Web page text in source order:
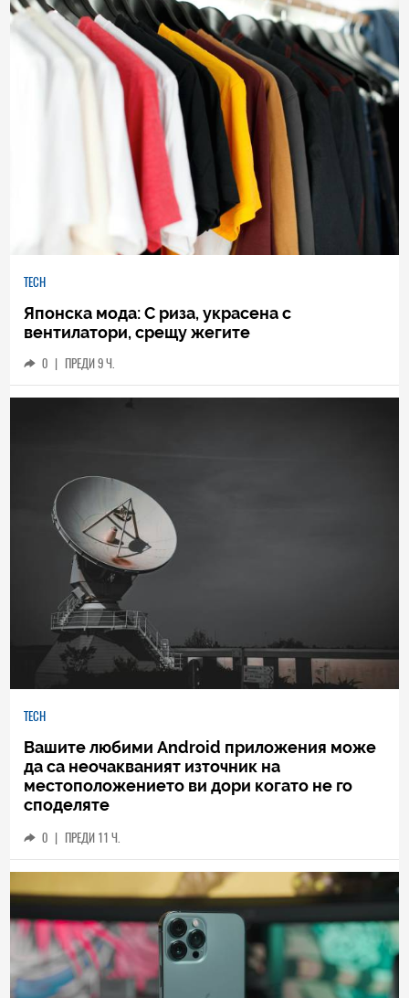
TECH
Японска мода: С риза, украсена с
вентилатори, срещу жегите
0 | ПРЕДИ 9 Ч.
TECH
Вашите любими Android приложения може
да са неочакваният източник на
местоположението ви дори когато не го
споделяте
0 | ПРЕДИ 11 Ч.